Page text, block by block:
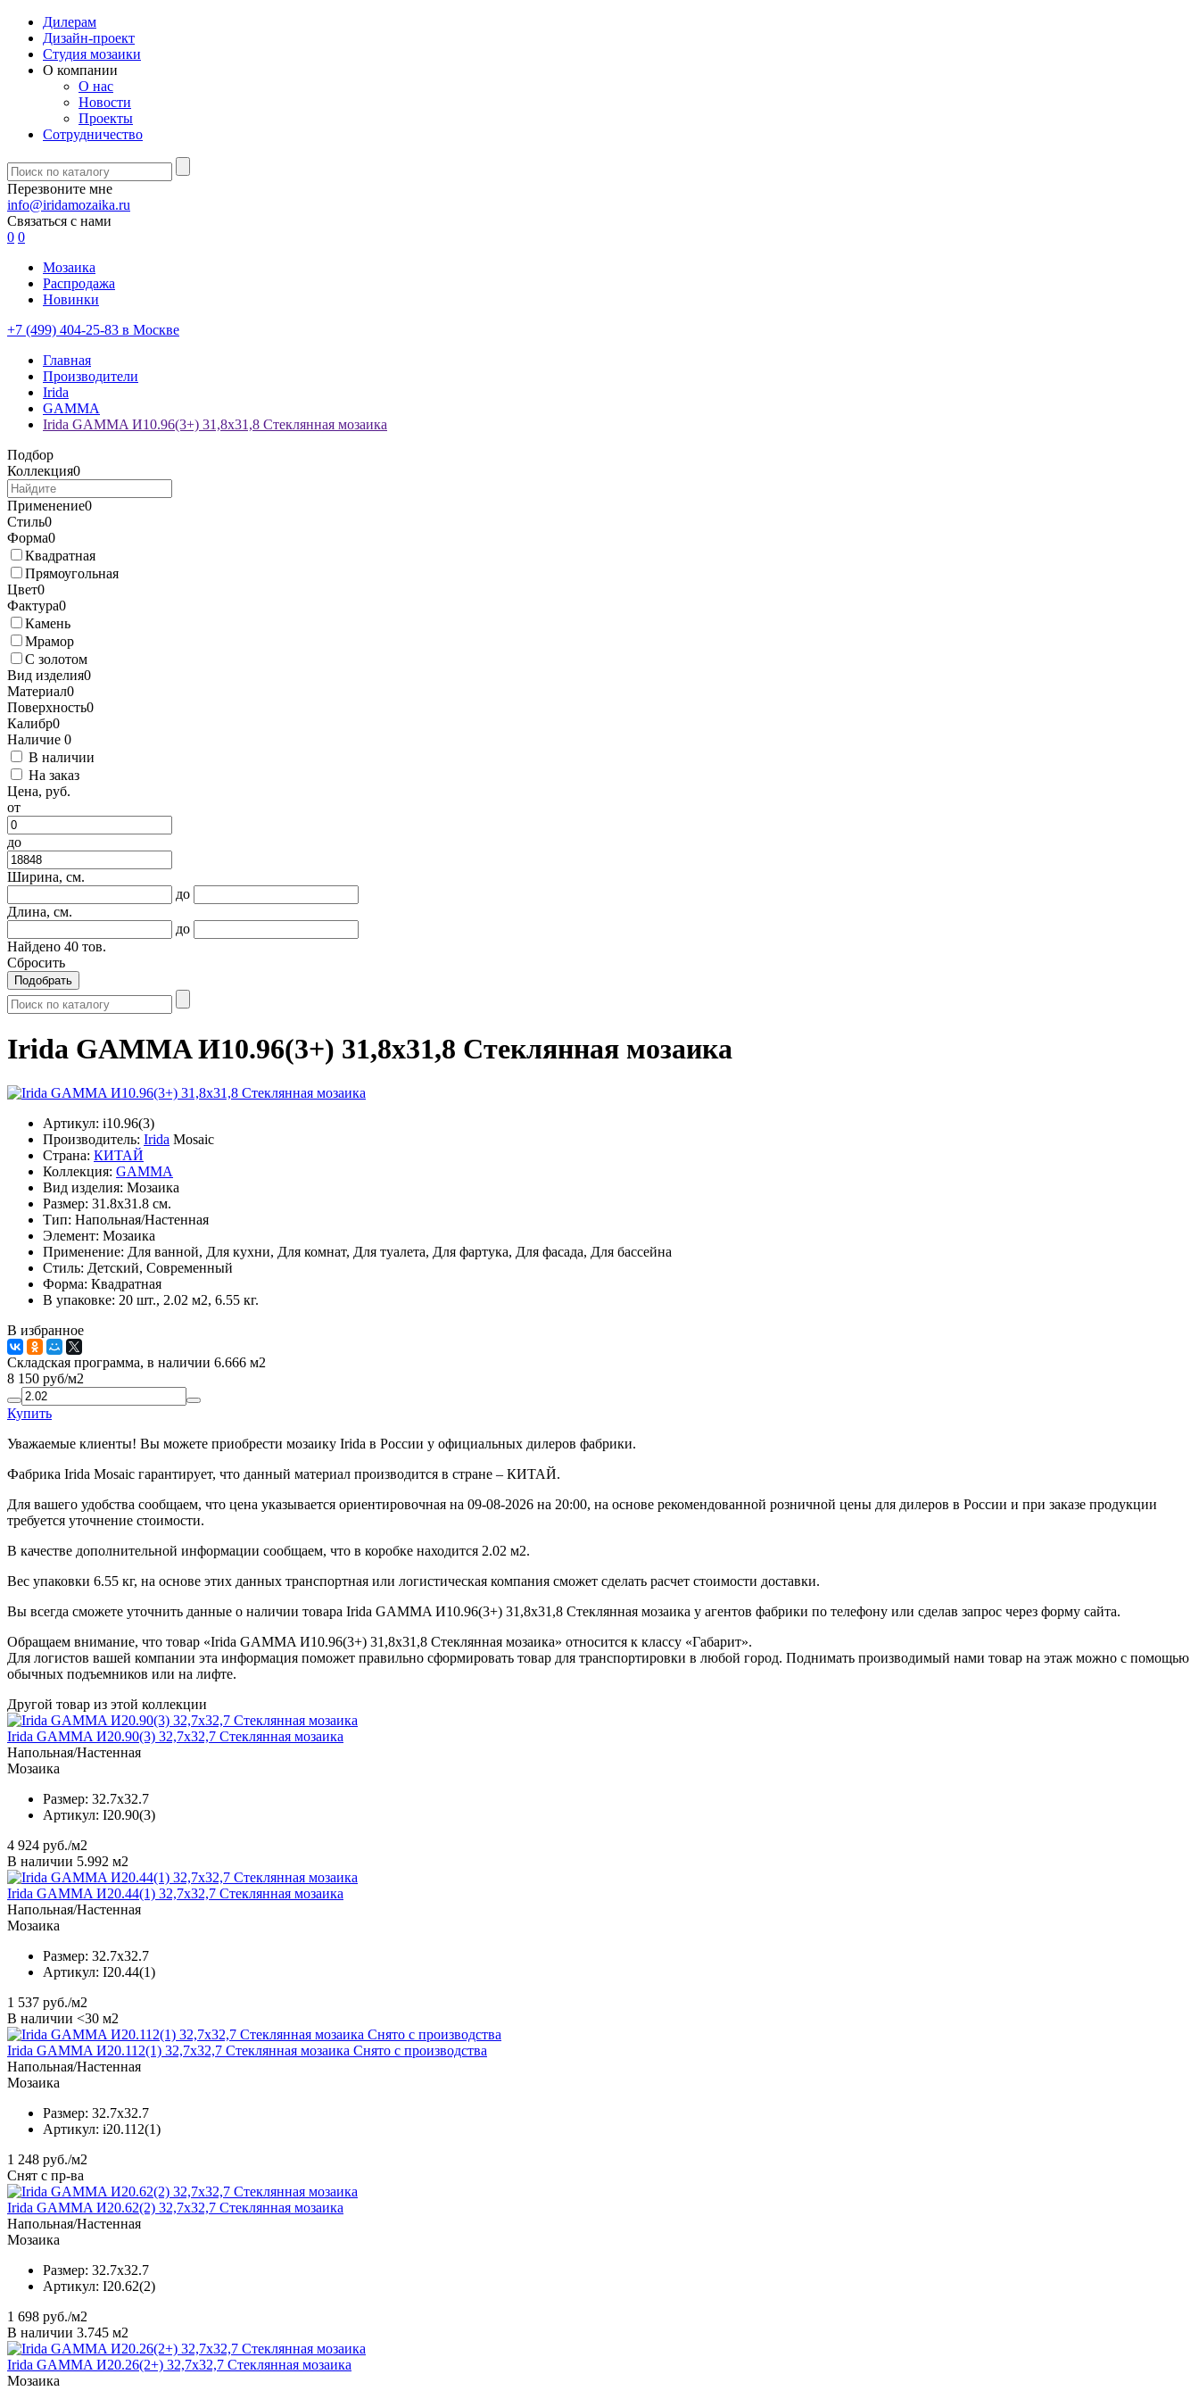
Дилерам
Дизайн-проект
Студия мозаики
О компании
О нас
Новости
Проекты
Сотрудничество
Перезвоните мне
info@iridamozaika.ru
Связаться с нами
0 0
Мозаика
Распродажа
Новинки
+7 (499) 404-25-83 в Москве
Главная
Производители
Irida
GAMMA
Irida GAMMA И10.96(3+) 31,8x31,8 Стеклянная мозаика
Подбор
Коллекция0
Применение0
Стиль0
Форма0
Квадратная
Прямоугольная
Цвет0
Фактура0
Камень
Мрамор
С золотом
Вид изделия0
Материал0
Поверхность0
Калибр0
Наличие 0
В наличии
На заказ
Цена, руб.
от
до
Ширина, см.
до
Длина, см.
до
Найдено 40 тов.
Сбросить
Подобрать
Irida GAMMA И10.96(3+) 31,8x31,8 Стеклянная мозаика
Артикул: i10.96(3)
Производитель: Irida Mosaic
Страна: КИТАЙ
Коллекция: GAMMA
Вид изделия: Мозаика
Размер: 31.8x31.8 см.
Тип: Напольная/Настенная
Элемент: Мозаика
Применение: Для ванной, Для кухни, Для комнат, Для туалета, Для фартука, Для фасада, Для бассейна
Стиль: Детский, Современный
Форма: Квадратная
В упаковке: 20 шт., 2.02 м2, 6.55 кг.
В избранное
Складская программа, в наличии 6.666 м2
8 150 руб/м2
Купить
Уважаемые клиенты! Вы можете приобрести мозаику Irida в России у официальных дилеров фабрики.
Фабрика Irida Mosaic гарантирует, что данный материал производится в стране – КИТАЙ.
Для вашего удобства сообщаем, что цена указывается ориентировочная на 09-08-2026 на 20:00, на основе рекомендованной розничной цены для дилеров в России и при заказе продукции
требуется уточнение стоимости.
В качестве дополнительной информации сообщаем, что в коробке находится 2.02 м2.
Вес упаковки 6.55 кг, на основе этих данных транспортная или логистическая компания сможет сделать расчет стоимости доставки.
Вы всегда сможете уточнить данные о наличии товара Irida GAMMA И10.96(3+) 31,8x31,8 Стеклянная мозаика у агентов фабрики по телефону или сделав запрос через форму сайта.
Обращаем внимание, что товар «Irida GAMMA И10.96(3+) 31,8x31,8 Стеклянная мозаика» относится к классу «Габарит».
Для логистов вашей компании эта информация поможет правильно сформировать товар для транспортировки в любой город. Поднимать производимый нами товар на этаж можно с помощью
обычных подъемников или на лифте.
Другой товар из этой коллекции
Irida GAMMA И20.90(3) 32,7x32,7 Стеклянная мозаика
Напольная/Настенная
Мозаика
Размер: 32.7x32.7
Артикул: I20.90(3)
4 924 руб./м2
В наличии 5.992 м2
Irida GAMMA И20.44(1) 32,7x32,7 Стеклянная мозаика
Напольная/Настенная
Мозаика
Размер: 32.7x32.7
Артикул: I20.44(1)
1 537 руб./м2
В наличии <30 м2
Irida GAMMA И20.112(1) 32,7x32,7 Стеклянная мозаика Снято с производства
Напольная/Настенная
Мозаика
Размер: 32.7x32.7
Артикул: i20.112(1)
1 248 руб./м2
Снят с пр-ва
Irida GAMMA И20.62(2) 32,7x32,7 Стеклянная мозаика
Напольная/Настенная
Мозаика
Размер: 32.7x32.7
Артикул: I20.62(2)
1 698 руб./м2
В наличии 3.745 м2
Irida GAMMA И20.26(2+) 32,7x32,7 Стеклянная мозаика
Мозаика